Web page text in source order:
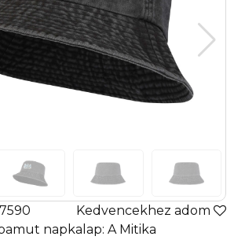
Kedvencekhez adom
napkalap: A Mitika